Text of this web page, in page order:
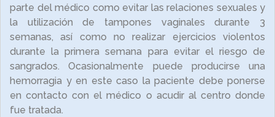
parte del médico como evitar las relaciones sexuales y
la utilización de tampones vaginales durante 3
semanas, así como no realizar ejercicios violentos
durante la primera semana para evitar el riesgo de
sangrados. Ocasionalmente puede producirse una
hemorragia y en este caso la paciente debe ponerse
en contacto con el médico o acudir al centro donde
fue tratada.